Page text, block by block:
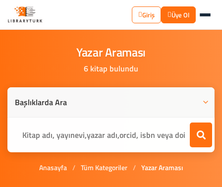
Giriş Üye Ol
YazarAraması
6 kitap bulundu
Anasayfa / Tüm Kategoriler / Yazar Araması